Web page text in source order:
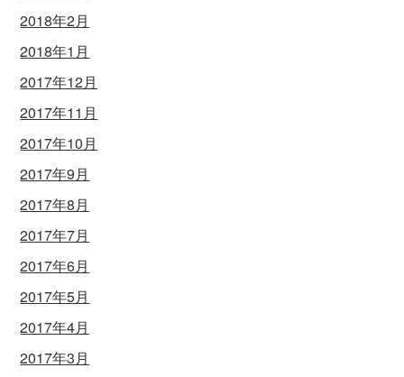
2018年2月
2018年1月
2017年12月
2017年11月
2017年10月
2017年9月
2017年8月
2017年7月
2017年6月
2017年5月
2017年4月
2017年3月